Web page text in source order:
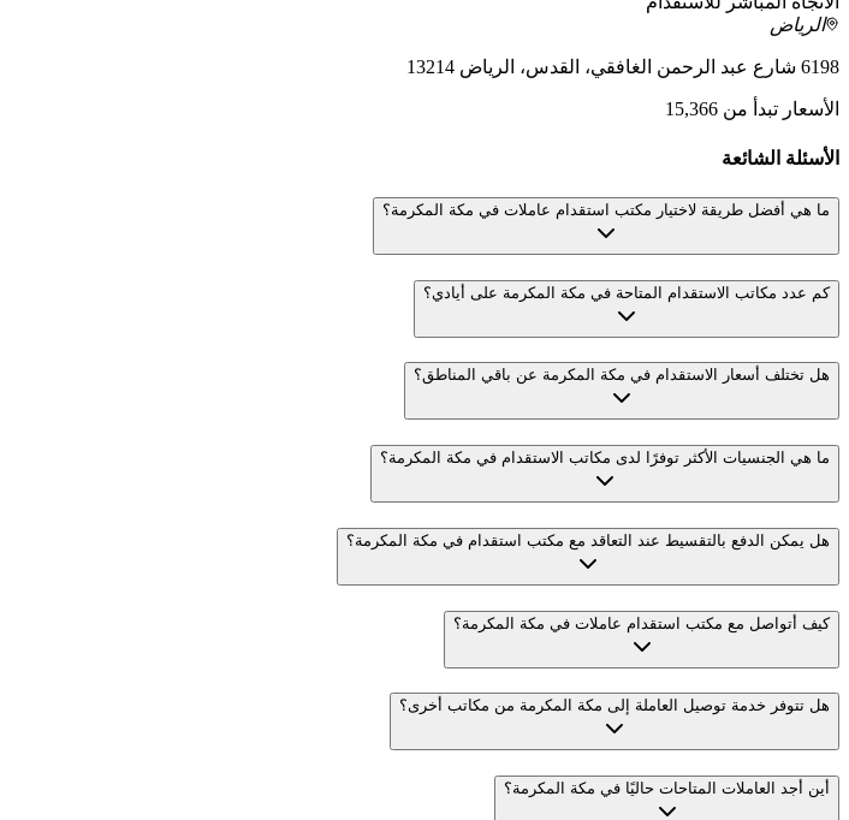
الرياض
6198 شارع عبد الرحمن الغافقي، القدس، الرياض 13214
الأسعار تبدأ من 15,366
الأسئلة الشائعة
ما هي أفضل طريقة لاختيار مكتب استقدام عاملات في مكة المكرمة؟
كم عدد مكاتب الاستقدام المتاحة في مكة المكرمة على أيادي؟
هل تختلف أسعار الاستقدام في مكة المكرمة عن باقي المناطق؟
ما هي الجنسيات الأكثر توفرًا لدى مكاتب الاستقدام في مكة المكرمة؟
هل يمكن الدفع بالتقسيط عند التعاقد مع مكتب استقدام في مكة المكرمة؟
كيف أتواصل مع مكتب استقدام عاملات في مكة المكرمة؟
هل تتوفر خدمة توصيل العاملة إلى مكة المكرمة من مكاتب أخرى؟
أين أجد العاملات المتاحات حاليًا في مكة المكرمة؟